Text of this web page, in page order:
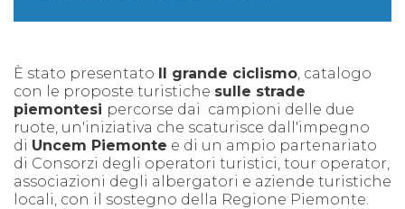
È stato presentato Il grande ciclismo , catalogo
con le proposte turistiche sulle strade
piemontesi percorse dai campioni delle due
ruote, un'iniziativa che scaturisce dall'impegno
di Uncem Piemonte e di un ampio partenariato
di Consorzi degli operatori turistici, tour operator,
associazioni degli albergatori e aziende turistiche
locali, con il sostegno della Regione Piemonte.